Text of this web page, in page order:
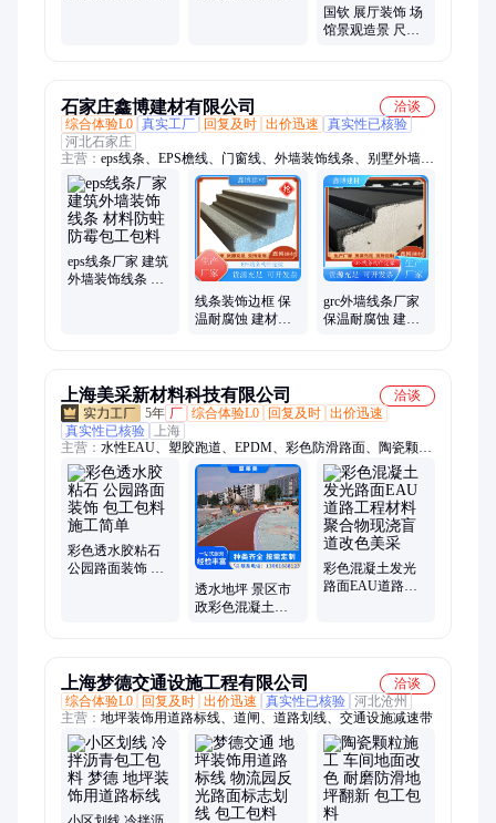
国钦 展厅装饰 场
馆景观造景 尺寸
石家庄鑫博建材有限公司
洽谈
综合体验L0 真实工厂 回复及时 出价迅速
真实性已核验
河北石家庄
主营： eps线条、EPS檐线、门窗线、外墙装饰线条、别墅外墙装
饰线条、热固聚合聚苯板装饰线条、热固复合装饰线条、eps造
型、外墙窗套、EPS构件、eps窗套、eps梁托、外墙eps线、别墅
eps构件、渗透板、硅质板、影背墙画EPS造型、AEPS、硅质板
线条、热固聚合聚苯板、热固复合聚苯板、A级防火线条、EPS
泡沫浮雕、AEPS构件、AEPS线条
eps线条厂家 建筑
外墙装饰线条 材
线条装饰边框 保
温耐腐蚀 建材加
grc外墙线条厂家
保温耐腐蚀 建材
上海美采新材料科技有限公司
洽谈
5年 厂 综合体验L0 回复及时 出价迅速
真实性已核验
上海
主营： 水性EAU、塑胶跑道、EPDM、彩色防滑路面、陶瓷颗
粒、混凝土改色、彩色混凝土、彩色路面、彩色透水混凝土、透
水混凝土、透水胶粘石、胶粘石、水洗石、彩色透水胶粘石、夜
光路面、MMA彩色防滑路面、水性sp彩色防滑路面、水性彩色
防滑、无振动止滑坡道、坡道材料、mma彩色防滑路面、艺术压
花地坪、MMA彩色沥青路面、3D立体墙体彩绘、路面防滑涂料
彩色透水胶粘石
公园路面装饰 包
透水地坪 景区市
政彩色混凝土路
彩色混凝土发光
路面EAU道路工
上海梦德交通设施工程有限公司
洽谈
综合体验L0
回复及时 出价迅速 真实性已核验 河北沧州
主营： 地坪装饰用道路标线、道闸、道路划线、交通设施减速带